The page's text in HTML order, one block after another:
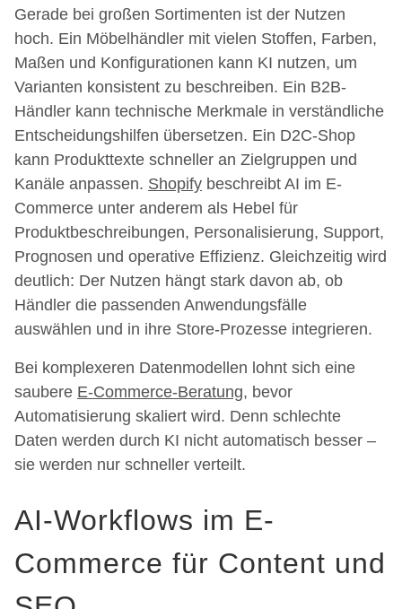
Gerade bei großen Sortimenten ist der Nutzen
hoch. Ein Möbelhändler mit vielen Stoffen, Farben,
Maßen und Konfigurationen kann KI nutzen, um
Varianten konsistent zu beschreiben. Ein B2B-
Händler kann technische Merkmale in verständliche
Entscheidungshilfen übersetzen. Ein D2C-Shop
kann Produkttexte schneller an Zielgruppen und
Kanäle anpassen. Shopify beschreibt AI im E-
Commerce unter anderem als Hebel für
Produktbeschreibungen, Personalisierung, Support,
Prognosen und operative Effizienz. Gleichzeitig wird
deutlich: Der Nutzen hängt stark davon ab, ob
Händler die passenden Anwendungsfälle
auswählen und in ihre Store-Prozesse integrieren.
Bei komplexeren Datenmodellen lohnt sich eine
saubere E-Commerce-Beratung, bevor
Automatisierung skaliert wird. Denn schlechte
Daten werden durch KI nicht automatisch besser –
sie werden nur schneller verteilt.
AI-Workflows im E-
Commerce für Content und